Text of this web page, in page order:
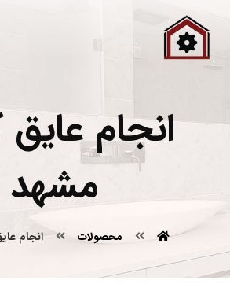
انجام
مشهد
محصولات انجام